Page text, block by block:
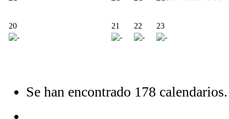
20 21 22 23
Se han encontrado 178 calendarios.